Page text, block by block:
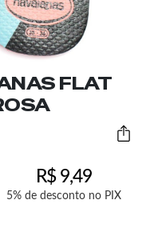
FLAT
R$9,49
5% de desconto no PIX